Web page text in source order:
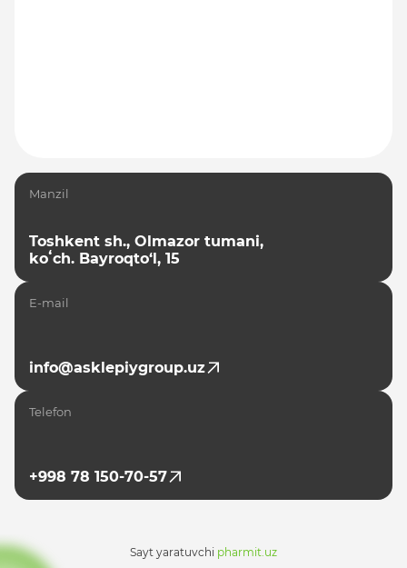
Manzil
Toshkent sh., Olmazor tumani,
koʻch. Bayroqto‘l, 15
E-mail
info@asklepiygroup.uz
Telefon
+998 78 150-70-57
Sayt yaratuvchi pharmit.uz